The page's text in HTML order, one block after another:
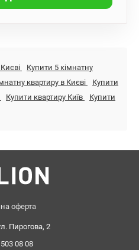
Купити 5 кімнатну
квартиру в Києві
Купити
Купити квартиру Київ
Купити
оферта
Пирогова, 2
08 08